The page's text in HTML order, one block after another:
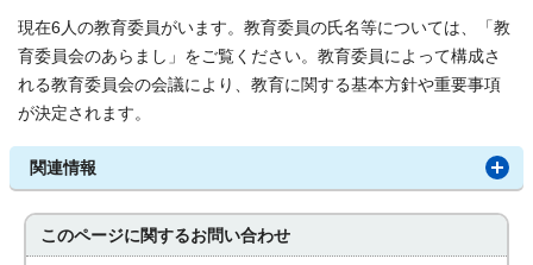
現在6人の教育委員がいます。教育委員の氏名等については、「教
育委員会のあらまし」をご覧ください。教育委員によって構成さ
れる教育委員会の会議により、教育に関する基本方針や重要事項
が決定されます。
関連情報
このページに関するお問い合わせ